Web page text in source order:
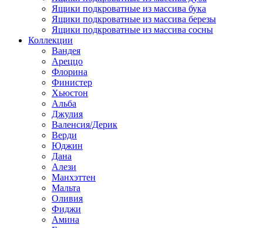
Ящики подкроватные из массива бука
Ящики подкроватные из массива березы
Ящики подкроватные из массива сосны
Коллекции
Вандея
Ареццо
Флорина
Финистер
Хьюстон
Альба
Джулия
Валенсия/Дерик
Верди
Юджин
Дана
Алези
Манхэттен
Мальта
Оливия
Фиджи
Амина